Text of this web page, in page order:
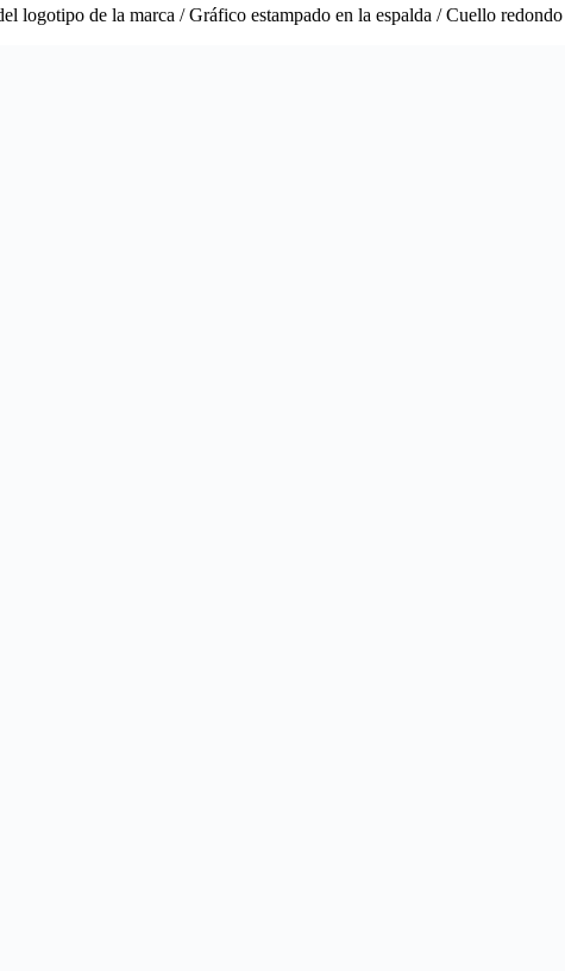
logotipo de la marca / Gráfico estampado en la espalda / Cuello redondo